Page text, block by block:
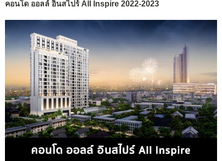
คอนโด ออลล์ อินสไปร์ All Inspire 2022-2023